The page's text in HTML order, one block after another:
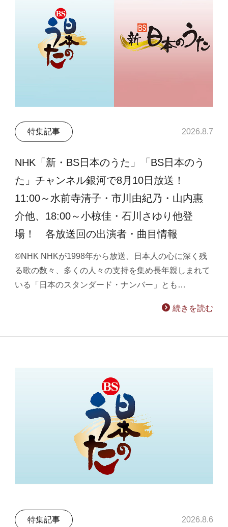
特集記事 2026.8.7
NHK「新・BS日本のうた」「BS日本のう
た」チャンネル銀河で8月10日放送！
11:00～水前寺清子・市川由紀乃・山内惠
介他、18:00～小椋佳・石川さゆり他登
場！ 各放送回の出演者・曲目情報
©NHK NHKが1998年から放送、日本人の心に深く残
る歌の数々、多くの人々の支持を集め長年親しまれて
いる「日本のスタンダード・ナンバー」とも…
続きを読む
特集記事 2026.8.6